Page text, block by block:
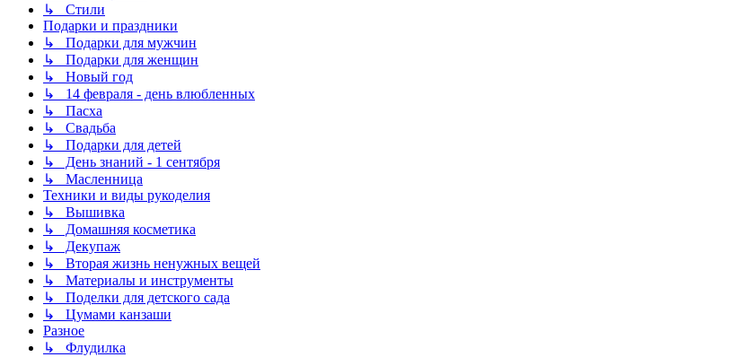
↳ Стили
Подарки и праздники
↳ Подарки для мужчин
↳ Подарки для женщин
↳ Новый год
↳ 14 февраля - день влюбленных
↳ Пасха
↳ Свадьба
↳ Подарки для детей
↳ День знаний - 1 сентября
↳ Масленница
Техники и виды рукоделия
↳ Вышивка
↳ Домашняя косметика
↳ Декупаж
↳ Вторая жизнь ненужных вещей
↳ Материалы и инструменты
↳ Поделки для детского сада
↳ Цумами канзаши
Разное
↳ Флудилка